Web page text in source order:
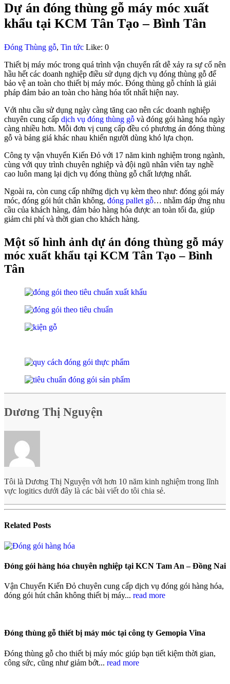
Dự án đóng thùng gỗ máy móc xuất
khẩu tại KCM Tân Tạo – Bình Tân
Đóng Thùng gỗ, Tin tức Like: 0
Thiết bị máy móc trong quá trình vận chuyển rất dễ xảy ra sự cố nên
hầu hết các doanh nghiệp điều sử dụng dịch vụ đóng thùng gỗ để
bảo vệ an toàn cho thiết bị máy móc. Đóng thùng gỗ chính là giải
pháp đảm bảo an toàn cho hàng hóa tốt nhất hiện nay.
Với nhu cầu sử dụng ngày càng tăng cao nên các doanh nghiệp
chuyên cung cấp dịch vụ đóng thùng gỗ và đóng gói hàng hóa ngày
càng nhiều hơn. Mỗi đơn vị cung cấp đều có phương án đóng thùng
gỗ và bảng giá khác nhau khiến người dùng khó lựa chọn.
Công ty vận vhuyển Kiến Đỏ với 17 năm kinh nghiệm trong ngành,
cùng với quy trình chuyên nghiệp và đội ngũ nhân viên tay nghề
cao luôn mang lại dịch vụ đóng thùng gỗ chất lượng nhất.
Ngoài ra, còn cung cấp những dịch vụ kèm theo như: đóng gói máy
móc, đóng gói hút chân không, đóng pallet gỗ… nhằm đáp ứng nhu
cầu của khách hàng, đảm bảo hàng hóa được an toàn tối đa, giúp
giảm chi phí và thời gian cho khách hàng.
Một số hình ảnh dự án đóng thùng gỗ máy
móc xuất khẩu tại KCM Tân Tạo – Bình
Tân
Dương Thị Nguyện
Tôi là Dương Thị Nguyện với hơn 10 năm kinh nghiệm trong lĩnh
vực logitics dưới đây là các bài viết do tôi chia sẻ.
Related Posts
Đóng gói hàng hóa chuyên nghiệp tại KCN Tam An – Đồng Nai
Vận Chuyển Kiến Đỏ chuyên cung cấp dịch vụ đóng gói hàng hóa,
đóng gói hút chân không thiết bị máy... read more
Đóng thùng gỗ thiết bị máy móc tại công ty Gemopia Vina
Đóng thùng gỗ cho thiết bị máy móc giúp bạn tiết kiệm thời gian,
công sức, cũng như giảm bớt... read more